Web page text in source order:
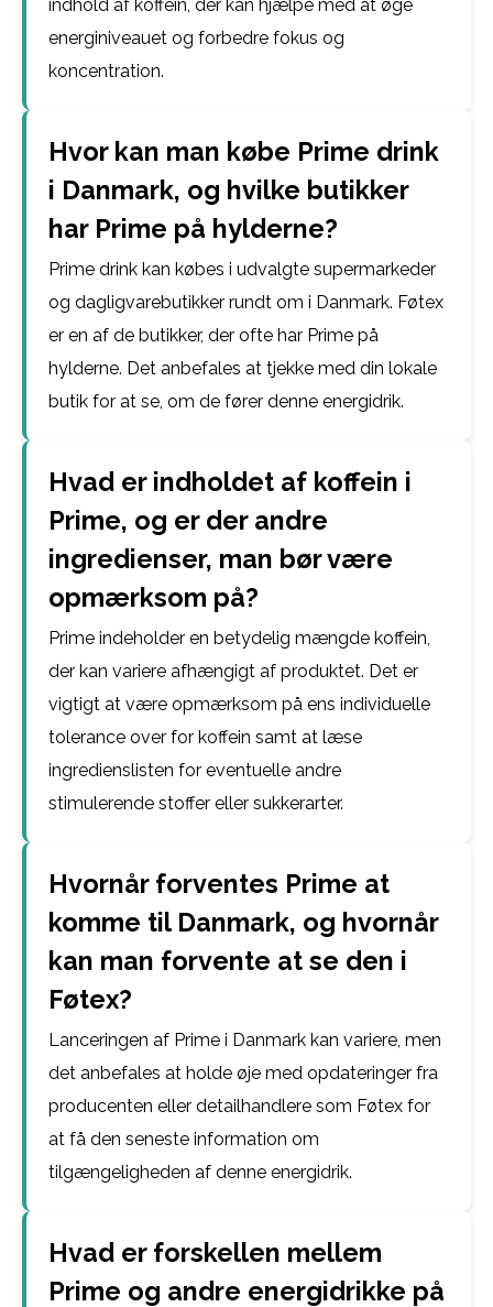
indhold af koffein, der kan hjælpe med at øge
energiniveauet og forbedre fokus og
koncentration.
Hvor kan man købe Prime drink
i Danmark, og hvilke butikker
har Prime på hylderne?
Prime drink kan købes i udvalgte supermarkeder
og dagligvarebutikker rundt om i Danmark. Føtex
er en af de butikker, der ofte har Prime på
hylderne. Det anbefales at tjekke med din lokale
butik for at se, om de fører denne energidrik.
Hvad er indholdet af koffein i
Prime, og er der andre
ingredienser, man bør være
opmærksom på?
Prime indeholder en betydelig mængde koffein,
der kan variere afhængigt af produktet. Det er
vigtigt at være opmærksom på ens individuelle
tolerance over for koffein samt at læse
ingredienslisten for eventuelle andre
stimulerende stoffer eller sukkerarter.
Hvornår forventes Prime at
komme til Danmark, og hvornår
kan man forvente at se den i
Føtex?
Lanceringen af Prime i Danmark kan variere, men
det anbefales at holde øje med opdateringer fra
producenten eller detailhandlere som Føtex for
at få den seneste information om
tilgængeligheden af denne energidrik.
Hvad er forskellen mellem
Prime og andre energidrikke på